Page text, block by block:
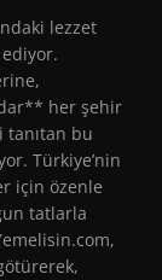
lezzet
her şehir
tanıtan bu
Türkiye’nin
için özenle
tatlarla